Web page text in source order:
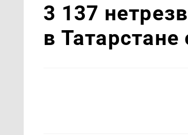
3 137
в Татарстане